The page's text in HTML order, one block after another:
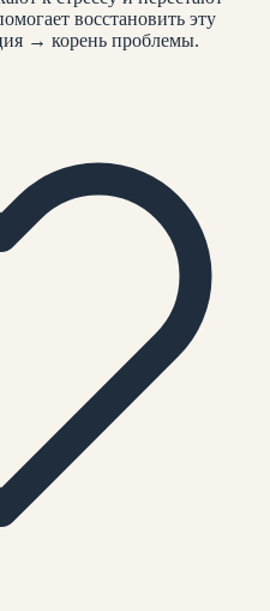
восстановить эту
→ корень проблемы.